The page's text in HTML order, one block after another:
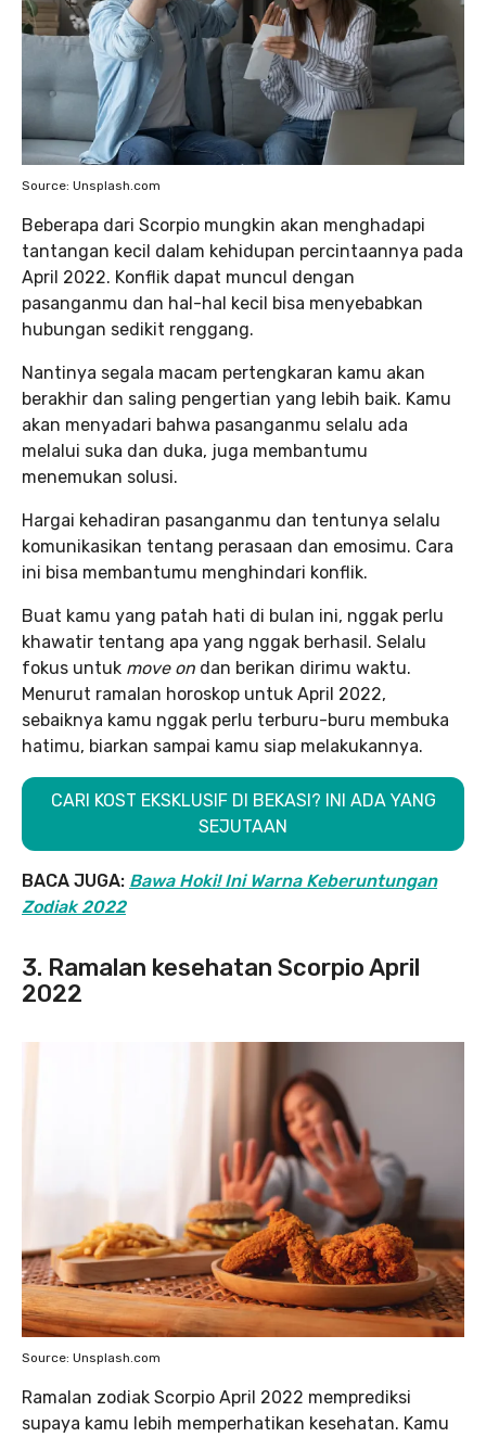
Source: Unsplash.com
Beberapa dari Scorpio mungkin akan menghadapi
tantangan kecil dalam kehidupan percintaannya pada
April 2022. Konflik dapat muncul dengan
pasanganmu dan hal-hal kecil bisa menyebabkan
hubungan sedikit renggang.
Nantinya segala macam pertengkaran kamu akan
berakhir dan saling pengertian yang lebih baik. Kamu
akan menyadari bahwa pasanganmu selalu ada
melalui suka dan duka, juga membantumu
menemukan solusi.
Hargai kehadiran pasanganmu dan tentunya selalu
komunikasikan tentang perasaan dan emosimu. Cara
ini bisa membantumu menghindari konflik.
Buat kamu yang patah hati di bulan ini, nggak perlu
khawatir tentang apa yang nggak berhasil. Selalu
fokus untuk move on dan berikan dirimu waktu.
Menurut ramalan horoskop untuk April 2022,
sebaiknya kamu nggak perlu terburu-buru membuka
hatimu, biarkan sampai kamu siap melakukannya.
CARI KOST EKSKLUSIF DI BEKASI? INI ADA YANG
SEJUTAAN
BACA JUGA: Bawa Hoki! Ini Warna Keberuntungan
Zodiak 2022
3. Ramalan kesehatan Scorpio April
2022
Source: Unsplash.com
Ramalan zodiak Scorpio April 2022 memprediksi
supaya kamu lebih memperhatikan kesehatan. Kamu